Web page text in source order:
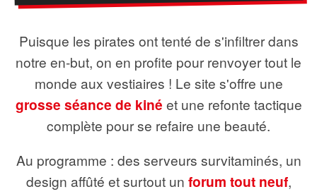
Puisque les pirates ont tenté de s'infiltrer dans
notre en-but, on en profite pour renvoyer tout le
monde aux vestiaires ! Le site s'offre une
grosse séance de kiné et une refonte tactique
complète pour se refaire une beauté.
Au programme : des serveurs survitaminés, un
design affûté et surtout un forum tout neuf,